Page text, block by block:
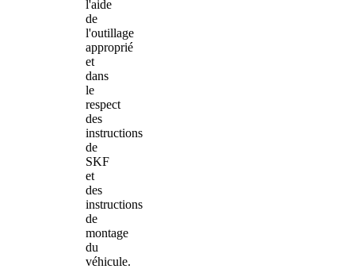
l'aide
de
l'outillage
approprié
et
dans
le
respect
des
instructions
de
SKF
et
des
instructions
de
montage
du
véhicule.